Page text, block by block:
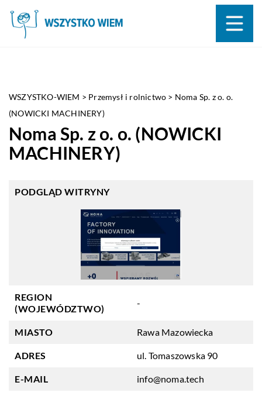
WSZYSTKO-WIEM > Przemysł i rolnictwo > Noma Sp. z o. o.
(NOWICKI MACHINERY)
Noma Sp. z o. o. (NOWICKI
MACHINERY)
PODGLĄD WITRYNY
REGION
(WOJEWÓDZTWO)
-
MIASTO Rawa Mazowiecka
ADRES ul. Tomaszowska 90
E-MAIL info@noma.tech